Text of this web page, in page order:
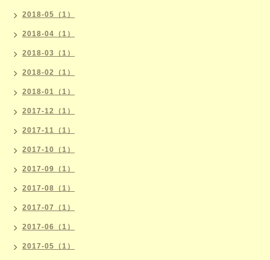
2018-05（1）
2018-04（1）
2018-03（1）
2018-02（1）
2018-01（1）
2017-12（1）
2017-11（1）
2017-10（1）
2017-09（1）
2017-08（1）
2017-07（1）
2017-06（1）
2017-05（1）